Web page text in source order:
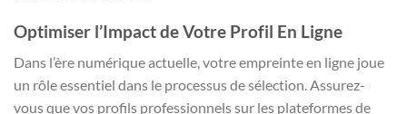
Optimiser l’Impact de Votre Profil En Ligne
Dans l’ère numérique actuelle, votre empreinte en ligne joue
un rôle essentiel dans le processus de sélection. Assurez-
vous que vos profils professionnels sur les plateformes de